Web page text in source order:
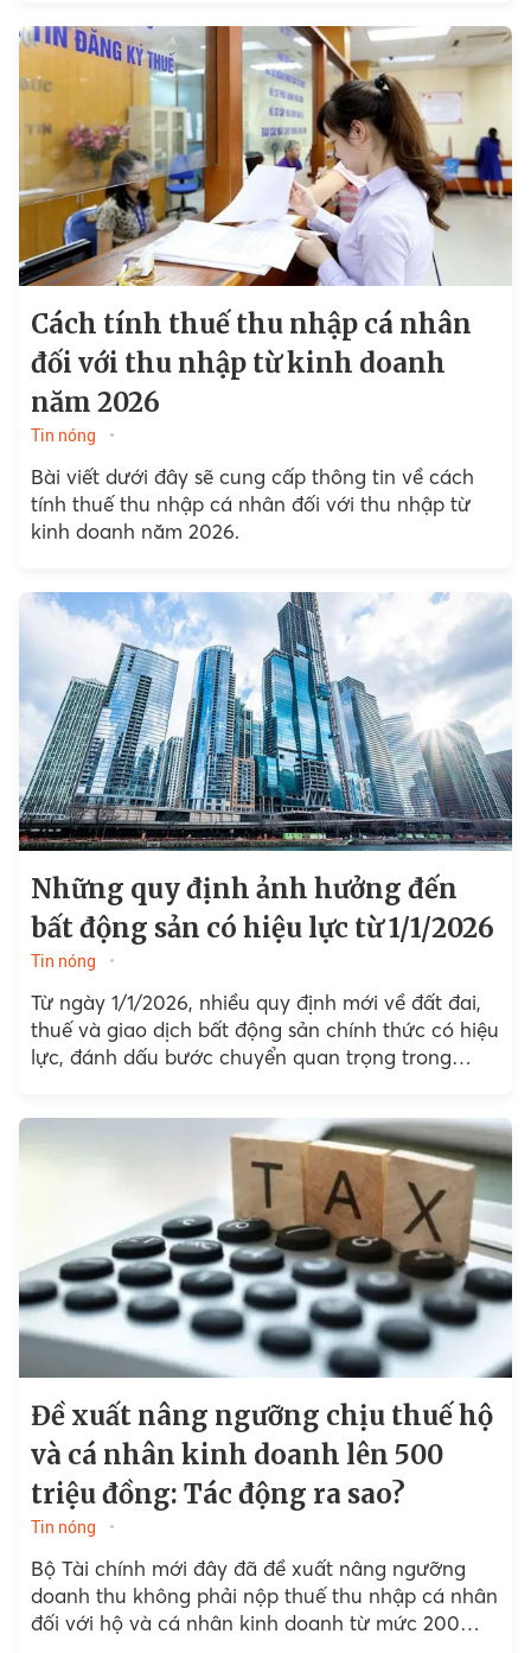
Cách tính thuế thu nhập cá nhân
đối với thu nhập từ kinh doanh
năm 2026
Tin nóng
Bài viết dưới đây sẽ cung cấp thông tin về cách
tính thuế thu nhập cá nhân đối với thu nhập từ
kinh doanh năm 2026.
Những quy định ảnh hưởng đến
bất động sản có hiệu lực từ 1/1/2026
Tin nóng
Từ ngày 1/1/2026, nhiều quy định mới về đất đai,
thuế và giao dịch bất động sản chính thức có hiệu
lực, đánh dấu bước chuyển quan trọng trong
Đề xuất nâng ngưỡng chịu thuế hộ
và cá nhân kinh doanh lên 500
triệu đồng: Tác động ra sao?
Tin nóng
Bộ Tài chính mới đây đã đề xuất nâng ngưỡng
doanh thu không phải nộp thuế thu nhập cá nhân
đối với hộ và cá nhân kinh doanh từ mức 200